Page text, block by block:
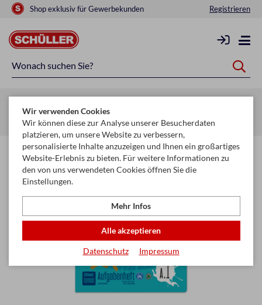
Shop exklusiv für Gewerbekunden Registrieren
Startseite Schule & Büro Hefte & Blöcke Hefte
Wir verwenden Cookies
Wir können diese zur Analyse unserer Besucherdaten
platzieren, um unsere Website zu verbessern,
personalisierte Inhalte anzuzeigen und Ihnen ein großartiges
Website-Erlebnis zu bieten. Für weitere Informationen zu
den von uns verwendeten Cookies öffnen Sie die
Einstellungen.
Mehr Infos
Alle akzeptieren
Datenschutz Impressum